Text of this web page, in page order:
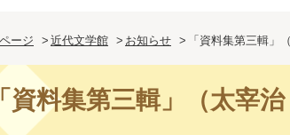
ージ 近代文学館 お知らせ 「資料集第三輯」
「資料集第三輯」（太宰